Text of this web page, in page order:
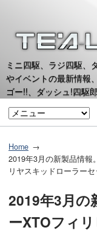
ミニ四駆、ラジ四駆、
やイベントの最新情報
ゴー!!、ダッシュ!四駆
Home
2019年3月の新製品情報
リヤスキッドローラー
2019年3月の
ーXTOフィ